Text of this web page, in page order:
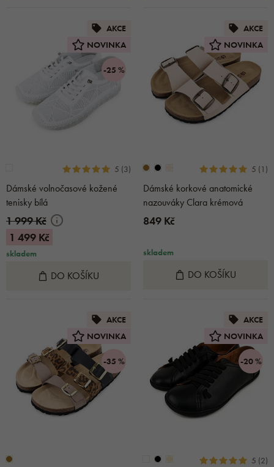
AKCE
NOVINKA
-25 %
5 (3)
Dámské volnočasové kožené
tenisky bílá
1 999 Kč
1 499 Kč
skladem
DO KOŠÍKU
AKCE
NOVINKA
5 (1)
Dámské korkové anatomické
nazouváky Clara krémová
849 Kč
skladem
DO KOŠÍKU
AKCE
NOVINKA
-35 %
AKCE
NOVINKA
-20 %
5 (2)